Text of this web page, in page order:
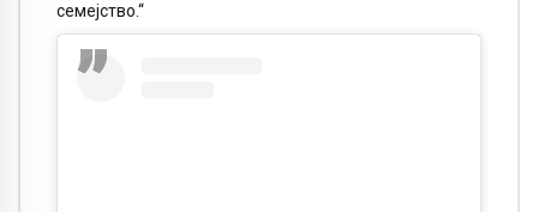
семејство.“